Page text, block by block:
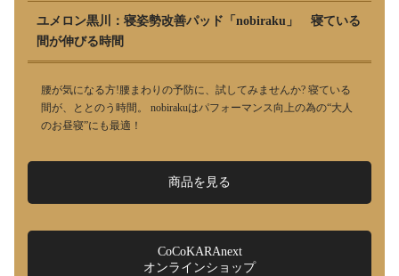
ユメロン黒川：寝姿勢改善パッド「nobiraku」 寝ている
間が伸びる時間
腰が気になる方!腰まわりの予防に、試してみませんか? 寝ている
間が、ととのう時間。 nobirakuはパフォーマンス向上の為の“大人
のお昼寝”にも最適！
商品を見る
CoCoKARAnext
オンラインショップ